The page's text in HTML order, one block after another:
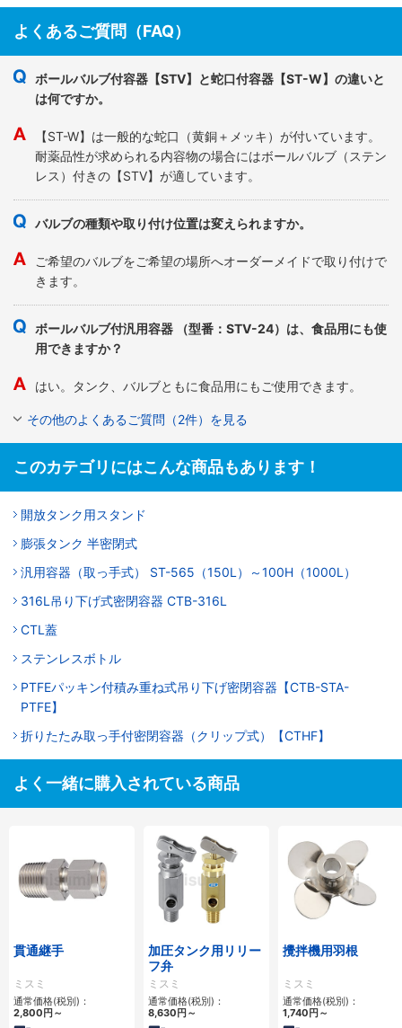
よくあるご質問（FAQ）
ボールバルブ付容器【STV】と蛇口付容器【ST-W】の違いと
は何ですか。
【ST-W】は一般的な蛇口（黄銅＋メッキ）が付いています。
耐薬品性が求められる内容物の場合にはボールバルブ（ステン
レス）付きの【STV】が適しています。
バルブの種類や取り付け位置は変えられますか。
ご希望のバルブをご希望の場所へオーダーメイドで取り付けで
きます。
ボールバルブ付汎用容器 （型番：STV-24）は、食品用にも使
用できますか？
はい。タンク、バルブともに食品用にもご使用できます。
その他のよくあるご質問（2件）を見る
このカテゴリにはこんな商品もあります！
開放タンク用スタンド
膨張タンク 半密閉式
汎用容器（取っ手式） ST-565（150L）～100H（1000L）
316L吊り下げ式密閉容器 CTB-316L
CTL蓋
ステンレスボトル
PTFEパッキン付積み重ね式吊り下げ密閉容器【CTB-STA-
PTFE】
折りたたみ取っ手付密閉容器（クリップ式）【CTHF】
よく一緒に購入されている商品
貫通継手
ミスミ
通常価格(税別)：
2,800円～
加圧タンク用リリー
フ弁
ミスミ
通常価格(税別)：
8,630円～
攪拌機用羽根
ミスミ
通常価格(税別)：
1,740円～